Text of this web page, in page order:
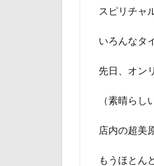
スピリチャ
いろんなタ
先日、オン
（素晴ら
店内の超美
もうほとん